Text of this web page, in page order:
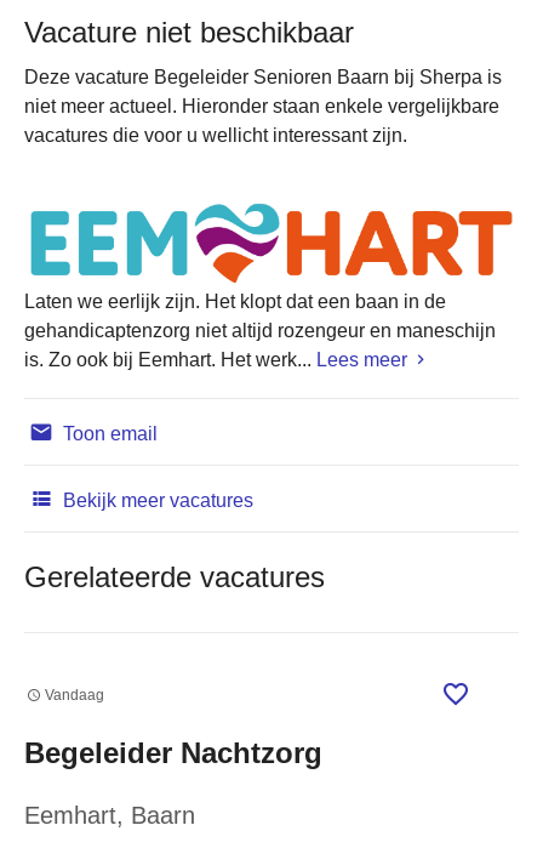
Vacature niet beschikbaar
Deze vacature Begeleider Senioren Baarn bij Sherpa is
niet meer actueel. Hieronder staan enkele vergelijkbare
vacatures die voor u wellicht interessant zijn.
Laten we eerlijk zijn. Het klopt dat een baan in de
gehandicaptenzorg niet altijd rozengeur en maneschijn
is. Zo ook bij Eemhart. Het werk... Lees meer
Toon email
Bekijk meer vacatures
Gerelateerde vacatures
Vandaag
Begeleider Nachtzorg
Eemhart, Baarn